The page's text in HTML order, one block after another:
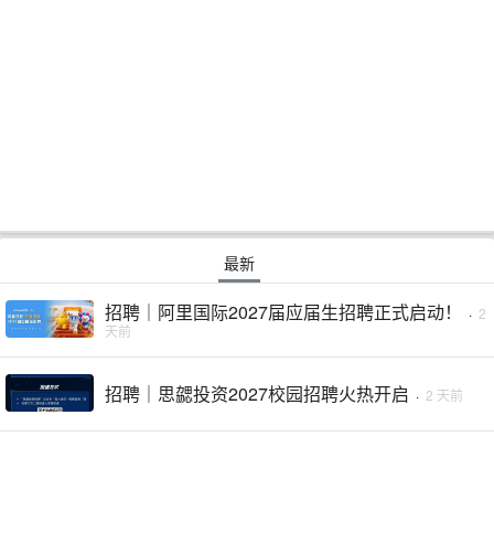
最新
招聘｜阿里国际2027届应届生招聘正式启动！ · 2
天前
招聘｜思勰投资2027校园招聘火热开启 · 2 天前